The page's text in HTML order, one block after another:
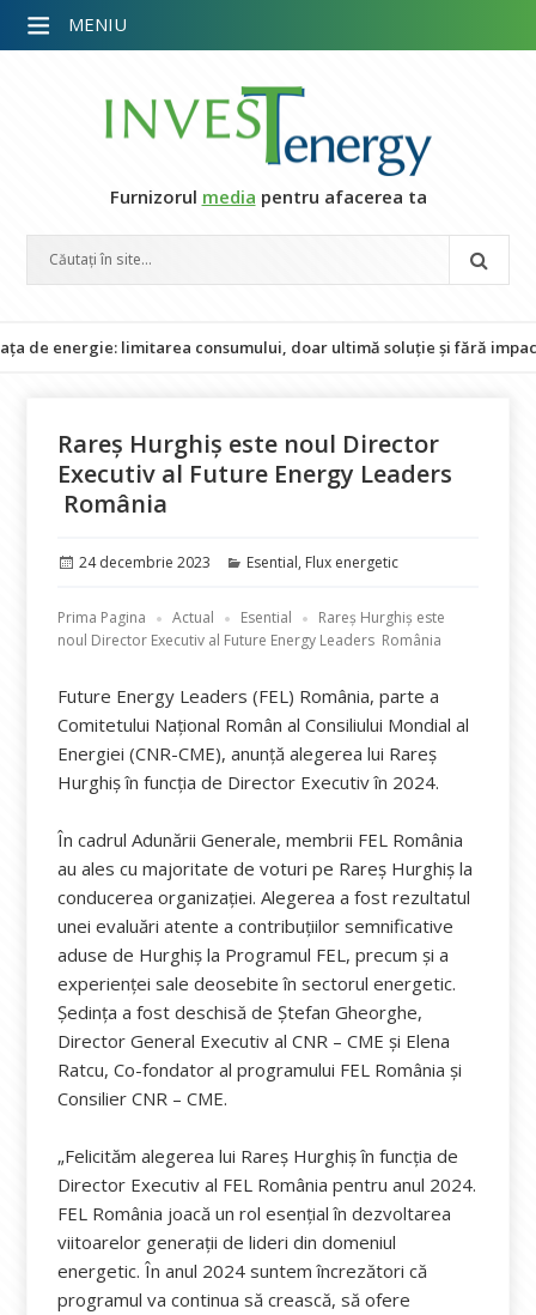
Furnizorul media pentru afacerea ta
limitarea consumului, doar ultimă soluție și fără impact
Rareș Hurghiș este noul Director
Executiv al Future Energy Leaders
România
Publicat
24 decembrie 2023 Categorii
Esential, Flux energetic
Prima Pagina Actual Esential
Rareș Hurghiș este
noul Director Executiv al Future Energy Leaders România
Future Energy Leaders (FEL) România, parte a
Comitetului Național Român al Consiliului Mondial al
Energiei (CNR-CME), anunță alegerea lui Rareș
Hurghiș în funcția de Director Executiv în 2024.
În cadrul Adunării Generale, membrii FEL România
au ales cu majoritate de voturi pe Rareș Hurghiș la
conducerea organizației. Alegerea a fost rezultatul
unei evaluări atente a contribuțiilor semnificative
aduse de Hurghiș la Programul FEL, precum și a
experienței sale deosebite în sectorul energetic.
Ședința a fost deschisă de Ștefan Gheorghe,
Director General Executiv al CNR – CME și Elena
Ratcu, Co-fondator al programului FEL România și
Consilier CNR – CME.
„Felicităm alegerea lui Rareș Hurghiș în funcția de
Director Executiv al FEL România pentru anul 2024.
FEL România joacă un rol esențial în dezvoltarea
viitoarelor generații de lideri din domeniul
energetic. În anul 2024 suntem încrezători că
programul va continua să crească, să ofere
MENIU